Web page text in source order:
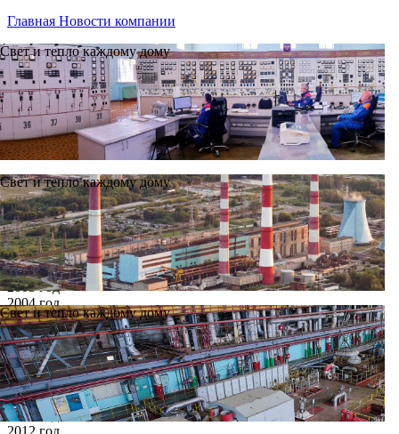
Главная Новости компании
Свет и тепло каждому дому
Свет и тепло каждому дому
Свет и тепло каждому дому
Новости
Архив
Все годы
2002 год
2003 год
2004 год
2005 год
2006 год
2007 год
2008 год
2009 год
2010 год
2011 год
2012 год